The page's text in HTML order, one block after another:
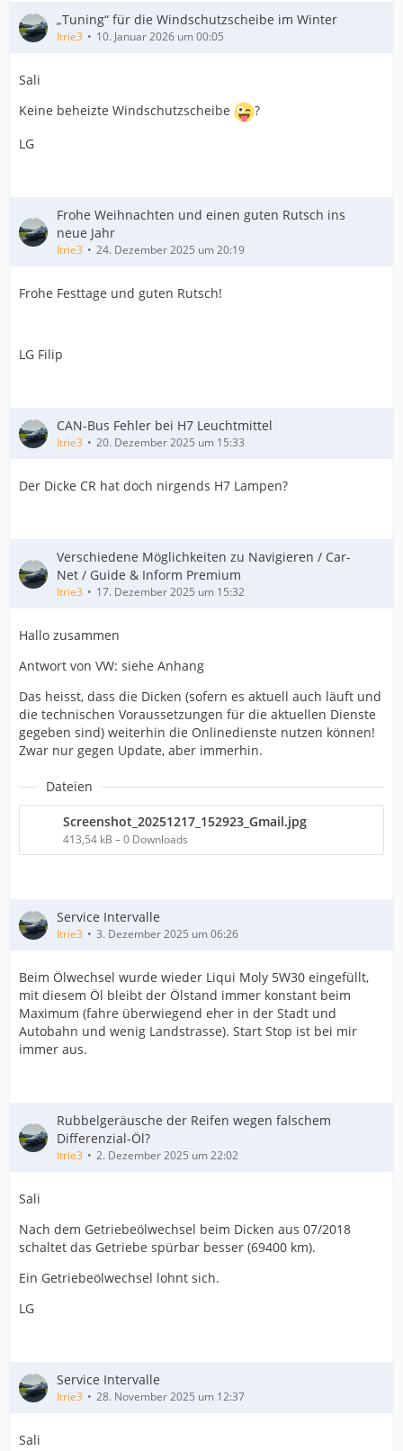
„Tuning“ für die Windschutzscheibe im Winter
Itrie3 10. Januar 2026 um 00:05
Sali
Keine beheizte Windschutzscheibe
?
LG
Frohe Weihnachten und einen guten Rutsch ins
neue Jahr
Itrie3 24. Dezember 2025 um 20:19
Frohe Festtage und guten Rutsch!
LG Filip
CAN-Bus Fehler bei H7 Leuchtmittel
Itrie3 20. Dezember 2025 um 15:33
Der Dicke CR hat doch nirgends H7 Lampen?
Verschiedene Möglichkeiten zu Navigieren / Car-
Net / Guide & Inform Premium
Itrie3 17. Dezember 2025 um 15:32
Hallo zusammen
Antwort von VW: siehe Anhang
Das heisst, dass die Dicken (sofern es aktuell auch läuft und
die technischen Voraussetzungen für die aktuellen Dienste
gegeben sind) weiterhin die Onlinedienste nutzen können!
Zwar nur gegen Update, aber immerhin.
Dateien
Screenshot_20251217_152923_Gmail.jpg
413,54 kB – 0 Downloads
Service Intervalle
Itrie3 3. Dezember 2025 um 06:26
Beim Ölwechsel wurde wieder Liqui Moly 5W30 eingefüllt,
mit diesem Öl bleibt der Ölstand immer konstant beim
Maximum (fahre überwiegend eher in der Stadt und
Autobahn und wenig Landstrasse). Start Stop ist bei mir
immer aus.
Rubbelgeräusche der Reifen wegen falschem
Differenzial-Öl?
Itrie3 2. Dezember 2025 um 22:02
Sali
Nach dem Getriebeölwechsel beim Dicken aus 07/2018
schaltet das Getriebe spürbar besser (69400 km).
Ein Getriebeölwechsel lohnt sich.
LG
Service Intervalle
Itrie3 28. November 2025 um 12:37
Sali